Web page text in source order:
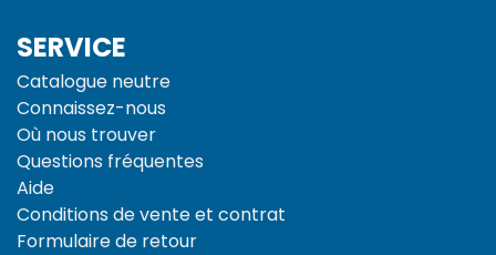
SERVICE
Catalogue neutre
Connaissez-nous
Où nous trouver
Questions fréquentes
Aide
Conditions de vente et contrat
Formulaire de retour